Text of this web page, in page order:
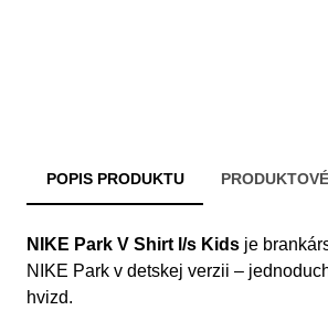
POPIS PRODUKTU
NIKE Park V Shirt l/s Kids je
NIKE Park v detskej verzii –
hvizd.